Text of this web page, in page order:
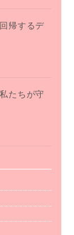
帰するデ
たちが守